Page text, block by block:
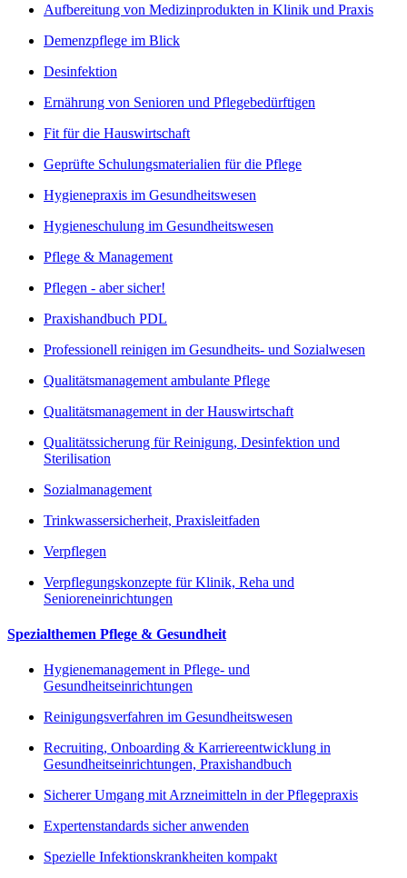
Aufbereitung von Medizinprodukten in Klinik und Praxis
Demenzpflege im Blick
Desinfektion
Ernährung von Senioren und Pflegebedürftigen
Fit für die Hauswirtschaft
Geprüfte Schulungsmaterialien für die Pflege
Hygienepraxis im Gesundheitswesen
Hygieneschulung im Gesundheitswesen
Pflege & Management
Pflegen - aber sicher!
Praxishandbuch PDL
Professionell reinigen im Gesundheits- und Sozialwesen
Qualitätsmanagement ambulante Pflege
Qualitätsmanagement in der Hauswirtschaft
Qualitätssicherung für Reinigung, Desinfektion und
Sterilisation
Sozialmanagement
Trinkwassersicherheit, Praxisleitfaden
Verpflegen
Verpflegungskonzepte für Klinik, Reha und
Senioreneinrichtungen
Spezialthemen Pflege & Gesundheit
Hygienemanagement in Pflege- und
Gesundheitseinrichtungen
Reinigungsverfahren im Gesundheitswesen
Recruiting, Onboarding & Karriereentwicklung in
Gesundheitseinrichtungen, Praxishandbuch
Sicherer Umgang mit Arzneimitteln in der Pflegepraxis
Expertenstandards sicher anwenden
Spezielle Infektionskrankheiten kompakt